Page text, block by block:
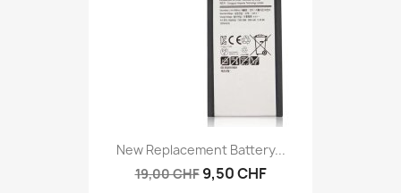
New Replacement Battery...
19,00 CHF 9,50 CHF